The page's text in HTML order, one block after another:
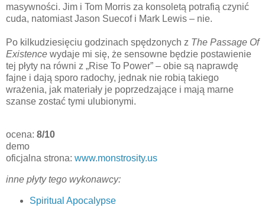
masywności. Jim i Tom Morris za konsoletą potrafią czynić
cuda, natomiast Jason Suecof i Mark Lewis – nie.
Po kilkudziesięciu godzinach spędzonych z The Passage Of
Existence wydaje mi się, że sensowne będzie postawienie
tej płyty na równi z „Rise To Power” – obie są naprawdę
fajne i dają sporo radochy, jednak nie robią takiego
wrażenia, jak materiały je poprzedzające i mają marne
szanse zostać tymi ulubionymi.
ocena: 8/10
demo
oficjalna strona: www.monstrosity.us
inne płyty tego wykonawcy:
Spiritual Apocalypse